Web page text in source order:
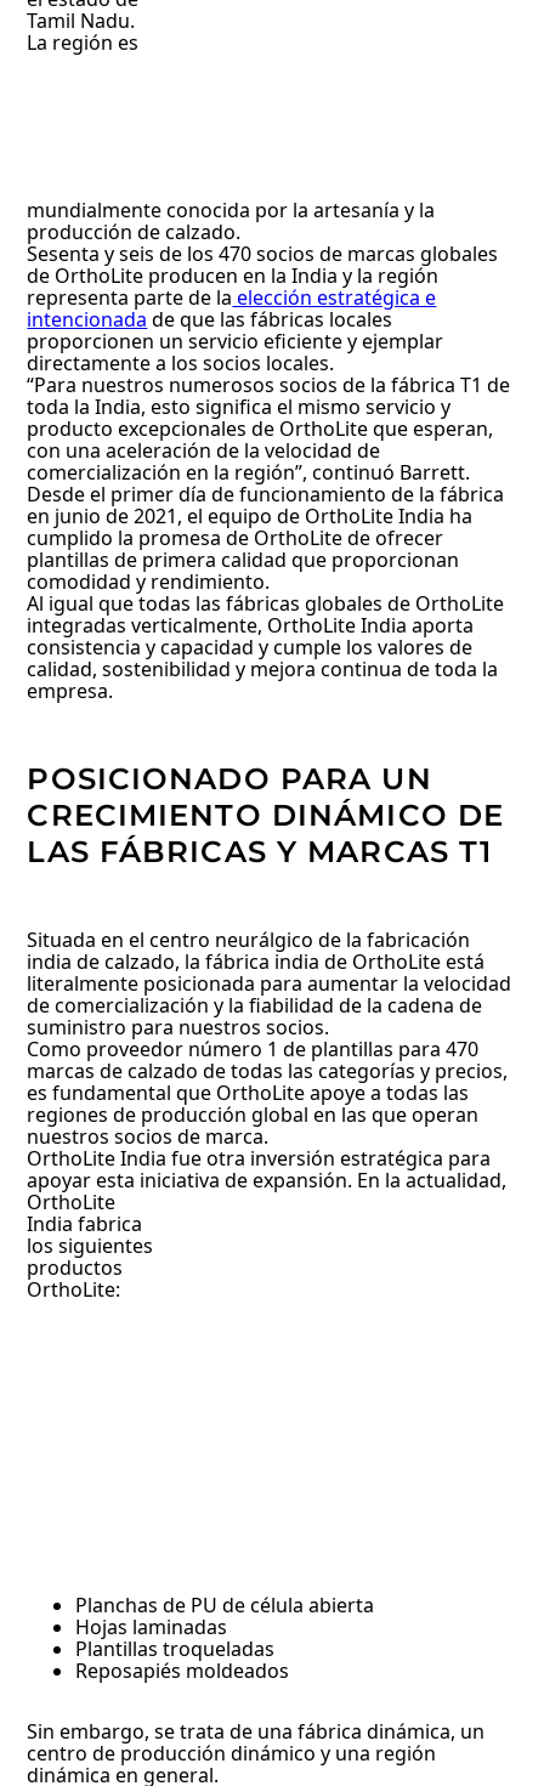
Tamil Nadu.
La región es
mundialmente conocida por la artesanía y la
producción de calzado.
Sesenta y seis de los 470 socios de marcas globales
de OrthoLite producen en la India y la región
representa parte de la elección estratégica e
intencionada de que las fábricas locales
proporcionen un servicio eficiente y ejemplar
directamente a los socios locales.
“Para nuestros numerosos socios de la fábrica T1 de
toda la India, esto significa el mismo servicio y
producto excepcionales de OrthoLite que esperan,
con una aceleración de la velocidad de
comercialización en la región”, continuó Barrett.
Desde el primer día de funcionamiento de la fábrica
en junio de 2021, el equipo de OrthoLite India ha
cumplido la promesa de OrthoLite de ofrecer
plantillas de primera calidad que proporcionan
comodidad y rendimiento.
Al igual que todas las fábricas globales de OrthoLite
integradas verticalmente, OrthoLite India aporta
consistencia y capacidad y cumple los valores de
calidad, sostenibilidad y mejora continua de toda la
empresa.
POSICIONADO PARA UN
CRECIMIENTO DINÁMICO DE
LAS FÁBRICAS Y MARCAS T1
Situada en el centro neurálgico de la fabricación
india de calzado, la fábrica india de OrthoLite está
literalmente posicionada para aumentar la velocidad
de comercialización y la fiabilidad de la cadena de
suministro para nuestros socios.
Como proveedor número 1 de plantillas para 470
marcas de calzado de todas las categorías y precios,
es fundamental que OrthoLite apoye a todas las
regiones de producción global en las que operan
nuestros socios de marca.
OrthoLite India fue otra inversión estratégica para
apoyar esta iniciativa de expansión. En la actualidad,
OrthoLite
India fabrica
los siguientes
productos
OrthoLite:
Planchas de PU de célula abierta
Hojas laminadas
Plantillas troqueladas
Reposapiés moldeados
Sin embargo, se trata de una fábrica dinámica, un
centro de producción dinámico y una región
dinámica en general.